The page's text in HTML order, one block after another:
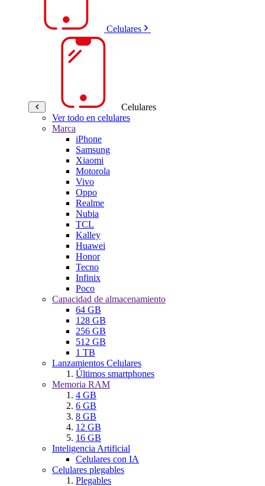
Celulares
Celulares
Ver todo en celulares
Marca
iPhone
Samsung
Xiaomi
Motorola
Vivo
Oppo
Realme
Nubia
TCL
Kalley
Huawei
Honor
Tecno
Infinix
Poco
Capacidad de almacenamiento
64 GB
128 GB
256 GB
512 GB
1 TB
Lanzamientos Celulares
Últimos smartphones
Memoria RAM
4 GB
6 GB
8 GB
12 GB
16 GB
Inteligencia Artificial
Celulares con IA
Celulares plegables
Plegables